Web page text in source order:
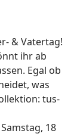
& Vatertag!
ihr ab
Egal ob
was
tus-
Samstag, 18